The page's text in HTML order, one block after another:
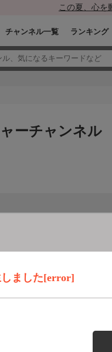
この夏、心を
チャンネル一覧 ランキング
ました[error]
ーチャンネル
ご契約が必要となります。